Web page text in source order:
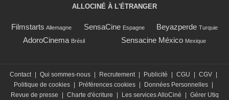
ALLOCINÉ À L'ÉTRANGER
Filmstarts Allemagne SensaCine Espagne Beyazperde Turquie
AdoroCinema Brésil Sensacine México Mexique
Contact Qui sommes-nous Recrutement Publicité CGU CGV
Politique de cookies
Préférences cookies Données Personnelles
Revue de presse
Charte d'écriture Les services AlloCiné Gérer Utiq